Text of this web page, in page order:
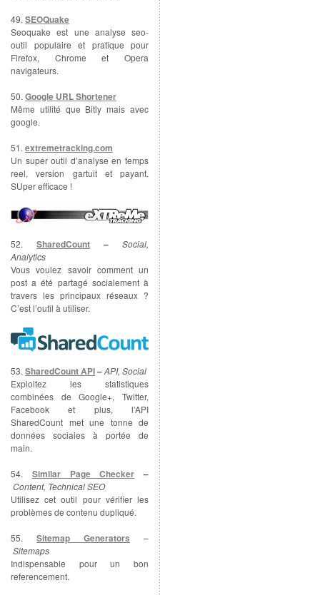
49. SEOQuake
Seoquake est une analyse seo-
outil populaire et pratique pour
Firefox, Chrome et Opera
navigateurs.
50. Google URL Shortener
Même utilité que Bitly mais avec
google.
51. extremetracking.com
Un super outil d’analyse en temps
reel, version gartuit et payant.
SUper efficace !
52. SharedCount – Social,
Analytics
Vous voulez savoir comment un
post a été partagé socialement à
travers les principaux réseaux ?
C’est l’outil à utiliser.
53. SharedCount API–API, Social
Exploitez les statistiques
combinées de Google+, Twitter,
Facebook et plus, l’API
SharedCount met une tonne de
données sociales à portée de
main.
54. Similar Page Checker –
Content, Technical SEO
Utilisez cet outil pour vérifier les
problèmes de contenu dupliqué.
55. Sitemap Generators –
Sitemaps
Indispensable pour un bon
referencement.